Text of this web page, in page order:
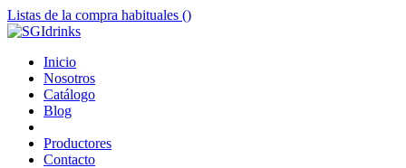
Listas de la compra habituales ()
Inicio
Nosotros
Catálogo
Blog
Productores
Contacto